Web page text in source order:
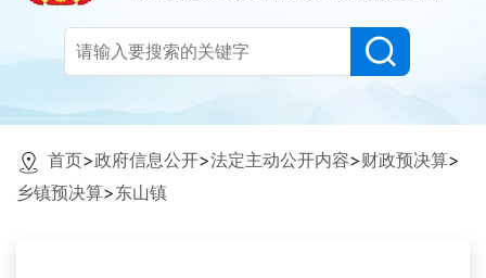
首页>政府信息公开>法定主动公开内容>财政预决算>
乡镇预决算>东山镇